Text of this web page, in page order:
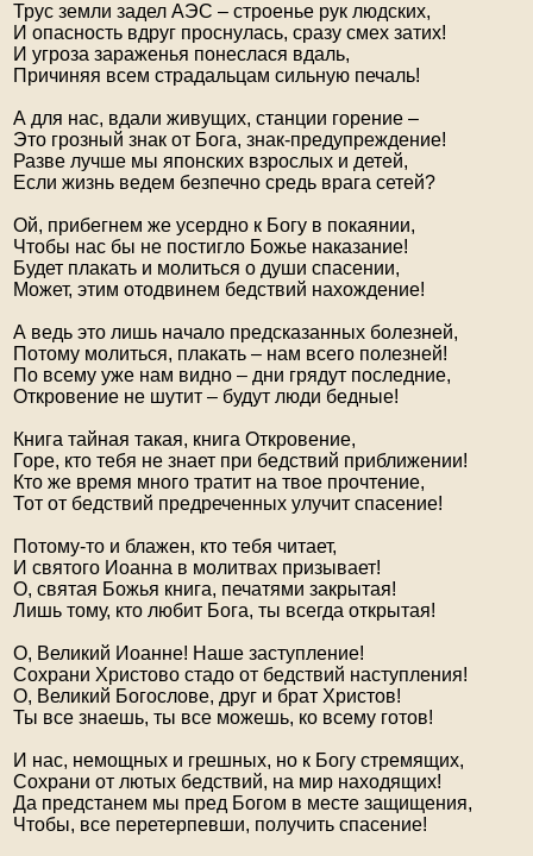
Трус земли задел АЭС – строенье рук людских,
И опасность вдруг проснулась, сразу смех затих!
И угроза зараженья понеслася вдаль,
Причиняя всем страдальцам сильную печаль!
А для нас, вдали живущих, станции горение –
Это грозный знак от Бога, знак-предупреждение!
Разве лучше мы японских взрослых и детей,
Если жизнь ведем безпечно средь врага сетей?
Ой, прибегнем же усердно к Богу в покаянии,
Чтобы нас бы не постигло Божье наказание!
Будет плакать и молиться о души спасении,
Может, этим отодвинем бедствий нахождение!
А ведь это лишь начало предсказанных болезней,
Потому молиться, плакать – нам всего полезней!
По всему уже нам видно – дни грядут последние,
Откровение не шутит – будут люди бедные!
Книга тайная такая, книга Откровение,
Горе, кто тебя не знает при бедствий приближении!
Кто же время много тратит на твое прочтение,
Тот от бедствий предреченных улучит спасение!
Потому-то и блажен, кто тебя читает,
И святого Иоанна в молитвах призывает!
О, святая Божья книга, печатями закрытая!
Лишь тому, кто любит Бога, ты всегда открытая!
О, Великий Иоанне! Наше заступление!
Сохрани Христово стадо от бедствий наступления!
О, Великий Богослове, друг и брат Христов!
Ты все знаешь, ты все можешь, ко всему готов!
И нас, немощных и грешных, но к Богу стремящих,
Сохрани от лютых бедствий, на мир находящих!
Да предстанем мы пред Богом в месте защищения,
Чтобы, все перетерпевши, получить спасение!